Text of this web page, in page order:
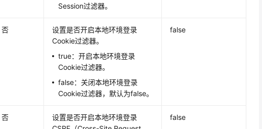
Session过滤器。
否
设置是否开启本地环境登录
Cookie过滤器。
true：开启本地环境登录
Cookie过滤器。
false：关闭本地环境登录
Cookie过滤器，默认为false。
false
否
设置是否开启本地环境登录
false